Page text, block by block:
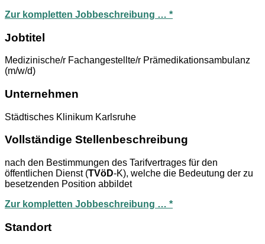
Zur kompletten Jobbeschreibung … *
Jobtitel
Medizinische/r Fachangestellte/r Prämedikationsambulanz
(m/w/d)
Unternehmen
Städtisches Klinikum Karlsruhe
Vollständige Stellenbeschreibung
nach den Bestimmungen des Tarifvertrages für den
öffentlichen Dienst (TVöD-K), welche die Bedeutung der zu
besetzenden Position abbildet
Zur kompletten Jobbeschreibung … *
Standort